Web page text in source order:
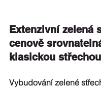
Extenzivní zelená
cenově
klasickou střechou
Vybudování zelené